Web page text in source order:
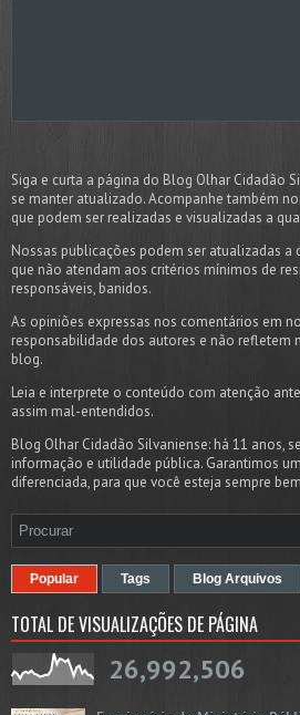
Siga e curta a página do Blog Olhar Cidadão
se manter atualizado. Acompanhe também
que podem ser realizadas e visualizadas a
Nossas publicações podem ser atualizadas a
que não atendam aos critérios mínimos de
responsáveis, banidos.
As opiniões expressas nos comentários em
responsabilidade dos autores e não refletem
blog.
Leia e interprete o conteúdo com atenção
assim mal-entendidos.
Blog Olhar Cidadão Silvaniense: há 11 anos,
informação e utilidade pública. Garantimos
diferenciada, para que você esteja sempre
Popular Tags Blog Arquivos
TOTAL DE VISUALIZAÇÕES DE PÁGINA
26,992,506